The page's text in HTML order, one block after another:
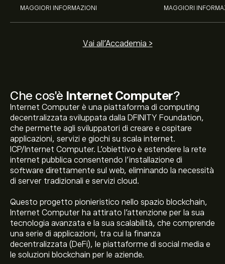
Che cos'è Internet Computer?
Internet Computer è una piattaforma di computing
decentralizzata sviluppata dalla DFINITY Foundation,
che permette agli sviluppatori di creare e ospitare
applicazioni, servizi e giochi su scala internet.
ICP/Internet Computer. L’obiettivo è estendere la rete
internet pubblica consentendo l'installazione di
software direttamente sul web, eliminando la necessità
di server tradizionali e servizi cloud.
Questo progetto pionieristico nello spazio blockchain,
Internet Computer ha attirato l'attenzione per la sua
tecnologia avanzata e la sua scalabilità, che comprende
una serie di applicazioni, tra cui la finanza
decentralizzata (DeFi), le piattaforme di social media e
le soluzioni blockchain per le aziende.
MAGGIORI INFORMAZIONI MAGGIORI
Vai all'Accademia >
Il prezzo attuale di ICP è 2.086‎$‎
La capitalizzazione di mercato di Internet Computer è
1.16B‎$‎